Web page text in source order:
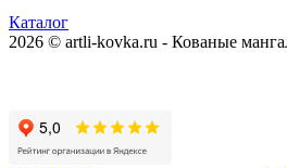
Каталог
2026 © artli-kovka.ru - Кованые